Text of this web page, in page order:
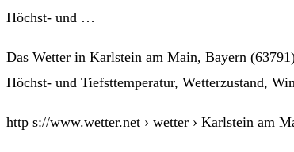
Höchst- und …
Das Wetter in Karlstein am Main, Bayern
Höchst- und Tiefsttemperatur, Wetterzustand,
http s://www.wetter.net › wetter › Karlstein am